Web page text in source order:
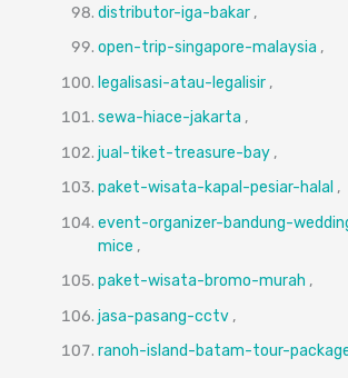
distributor-iga-bakar,
open-trip-singapore-malaysia ,
legalisasi-atau-legalisir,
sewa-hiace-jakarta ,
jual-tiket-treasure-bay,
paket-wisata-kapal-pesiar-halal ,
event-organizer-bandung-
mice ,
paket-wisata-bromo-murah ,
jasa-pasang-cctv,
ranoh-island-batam-tour-